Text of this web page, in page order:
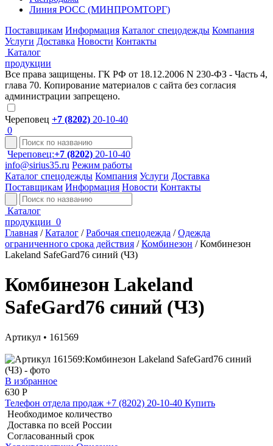
Линия РОСС (МИНПРОМТОРГ)
Поставщикам Информация Каталог спецодежды Компания
Услуги Доставка Новости Контакты
Каталог
продукции
Все права защищены. ГК РФ от 18.12.2006 N 230-ФЗ - Часть 4,
глава 70. Копирование материалов с сайта без согласия
администрации запрещено.
Череповец +7 (8202) 20-10-40
0
Череповец:+7 (8202) 20-10-40
info@sirius35.ru Режим работы
Каталог спецодежды Компания Услуги Доставка
Поставщикам Информация Новости Контакты
Каталог
продукции 0
Главная / Каталог / Рабочая спецодежда / Одежда
ограниченного срока действия / Комбинезон / Комбинезон
Lakeland SafeGard76 синий (ЧЗ)
Комбинезон Lakeland
SafeGard76 синий (ЧЗ)
Артикул • 161569
В избранное
630 Р
Телефон отдела продаж +7 (8202) 20-10-40 Купить
Необходимое количество
Доставка по всей России
Согласованный срок